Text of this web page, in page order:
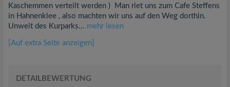
Kaschemmen verteilt werden ) Man riet uns zum Cafe Steffens
in Hahnenklee , also machten wir uns auf den Weg dorthin.
Unweit des Kurparks... mehr lesen
[Auf extra Seite anzeigen]
DETAILBEWERTUNG